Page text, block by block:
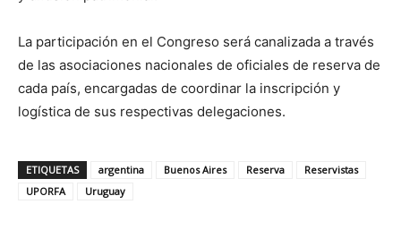
La participación en el Congreso será canalizada a través
de las asociaciones nacionales de oficiales de reserva de
cada país, encargadas de coordinar la inscripción y
logística de sus respectivas delegaciones.
ETIQUETAS argentina Buenos Aires Reserva
Reservistas
UPORFA
Uruguay